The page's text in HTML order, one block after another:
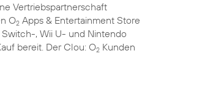
Vertriebspartnerschaft
O2 Apps & Entertainment Store
, Wii U- und Nintendo
bereit. Der Clou: O2 Kunden